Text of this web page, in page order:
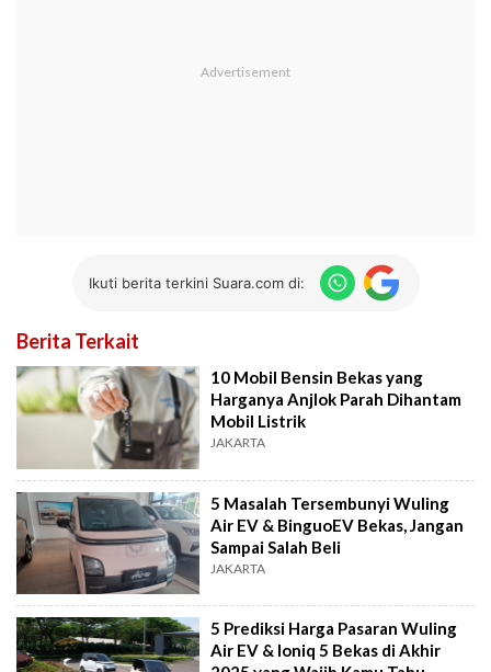
Ikuti berita terkini Suara.com di:
Berita Terkait
10 Mobil Bensin Bekas yang
Harganya Anjlok Parah Dihantam
Mobil Listrik
JAKARTA
5 Masalah Tersembunyi Wuling
Air EV & BinguoEV Bekas, Jangan
Sampai Salah Beli
JAKARTA
5 Prediksi Harga Pasaran Wuling
Air EV & Ioniq 5 Bekas di Akhir